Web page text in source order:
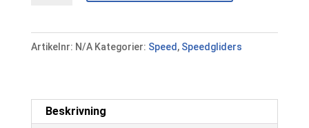
mängd
Artikelnr: N/A Kategorier: Speed , Speedgliders
Beskrivning